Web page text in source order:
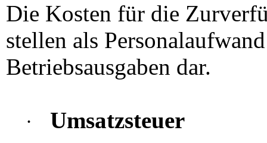
Die Kosten für die
stellen als
Betriebsausgaben dar.
·
Umsatzsteuer